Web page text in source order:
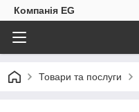
Компанія EG
Товари та послуги